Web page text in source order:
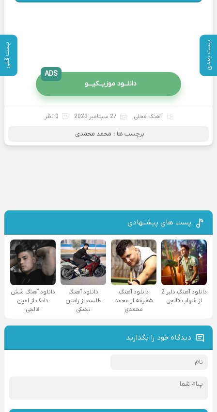
پست بعدی پست قبلی
دانلــود موزیــکیـــو
ADS
آهنگ محلی 27 سپتامبر 2023 0 نظر
برچسب ها : محمد محمدی
پست های پیشنهادی
دانلود آهنگ دلبر 2
از شهاب فالجی
دانلود آهنگ
شقیقه از محمد
محمدی
دانلود آهنگ
طلسم از رامین
تجنگی
دانلود آهنگ شش
دانگ از امین
فالجی
دیدگاه خود را بگذارید